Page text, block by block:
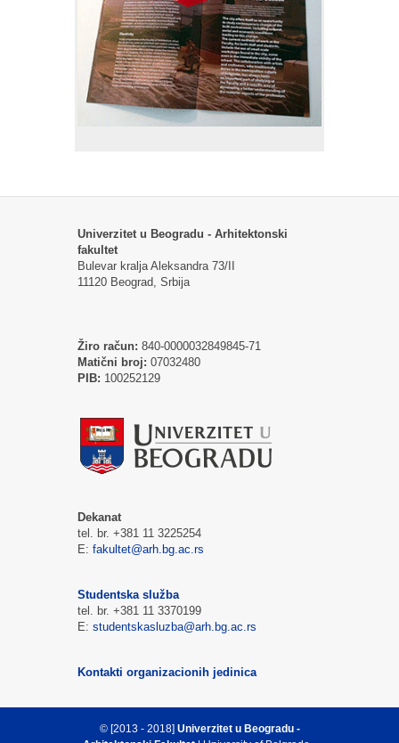
Univerzitet u Beogradu - Arhitektonski
fakultet
Bulevar kralja Aleksandra 73/II
11120 Beograd, Srbija
Žiro račun: 840-0000032849845-71
Matični broj: 07032480
PIB: 100252129
Dekanat
tel. br. +381 11 3225254
E: fakultet@arh.bg.ac.rs
Studentska služba
tel. br. +381 11 3370199
E: studentskasluzba@arh.bg.ac.rs
Kontakti organizacionih jedinica
© [2013 - 2018] Univerzitet u Beogradu -